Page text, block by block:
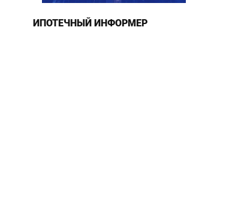
ИПОТЕЧНЫЙ ИНФОРМЕР